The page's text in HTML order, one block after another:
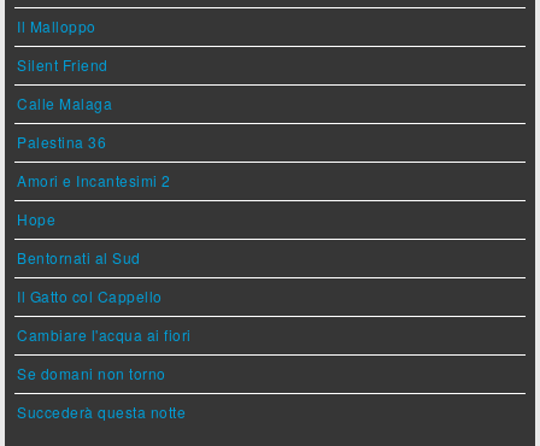
Il Malloppo
Silent Friend
Calle Malaga
Palestina 36
Amori e Incantesimi 2
Hope
Bentornati al Sud
Il Gatto col Cappello
Cambiare l'acqua ai fiori
Se domani non torno
Succederà questa notte